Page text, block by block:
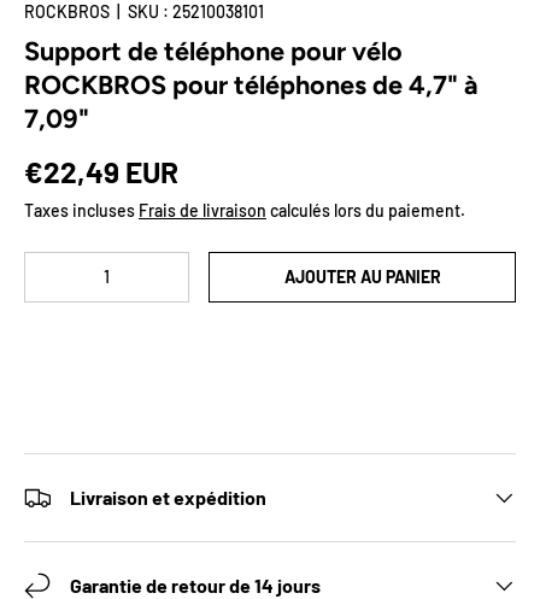
ROCKBROS SKU : 25210038101
Support de téléphone pour vélo
ROCKBROS pour téléphones de 4,7" à
7,09"
Prix habituel
€22,49 EUR
Taxes incluses Frais de livraison calculés lors du paiement.
AJOUTER AU PANIER
Livraison et expédition
Garantie de retour de 14 jours